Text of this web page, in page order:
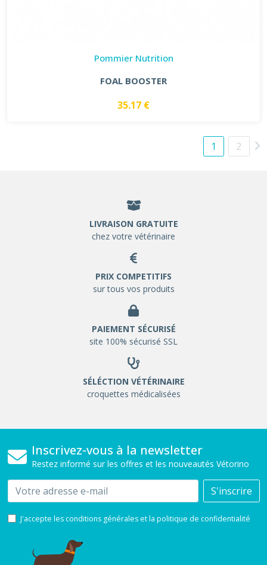
Pommier Nutrition
FOAL BOOSTER
35.17 €
1 2
LIVRAISON GRATUITE
chez votre vétérinaire
PRIX COMPETITIFS
sur tous vos produits
PAIEMENT SÉCURISÉ
site 100% sécurisé SSL
SÉLÉCTION VÉTÉRINAIRE
croquettes médicalisées
Inscrivez-vous à la newsletter
Restez informé sur les offres et les nouveautés Vétorino
Email S'inscrire
J'accepte les conditions générales et la politique de confidentialité